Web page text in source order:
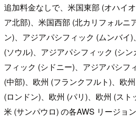
追加料金なしで、米国東部 (オハイ
ア北部)、米国西部 (北カリフォルニ
ン)、アジアパシフィック (ムンバイ
(ソウル)、アジアパシフィック (シ
フィック (シドニー)、アジアパシフ
(中部)、欧州 (フランクフルト)、欧
(ロンドン)、欧州 (パリ)、欧州 (ス
米 (サンパウロ) の各AWS リージョ